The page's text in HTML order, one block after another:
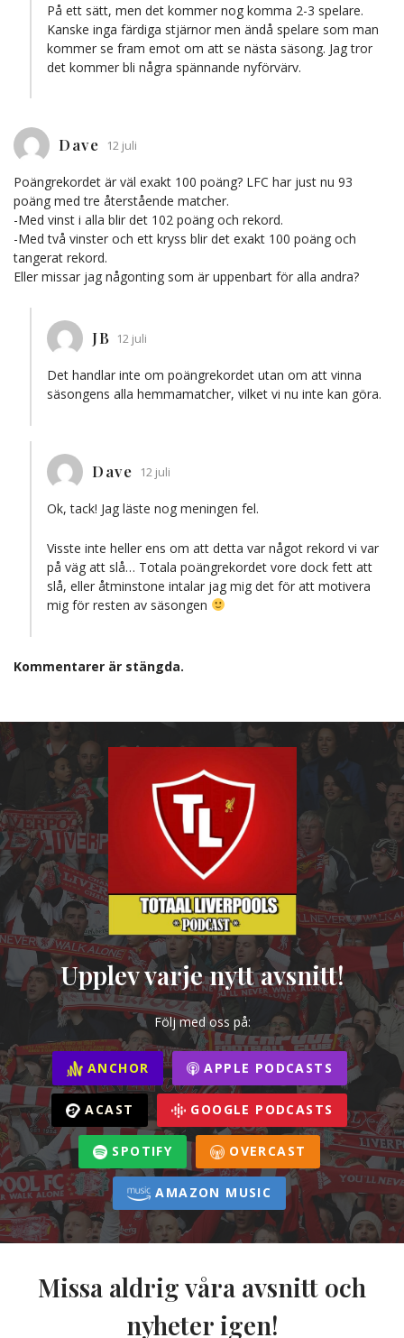
På ett sätt, men det kommer nog komma 2-3 spelare.
Kanske inga färdiga stjärnor men ändå spelare som man
kommer se fram emot om att se nästa säsong. Jag tror
det kommer bli några spännande nyförvärv.
Dave 12 juli
Poängrekordet är väl exakt 100 poäng? LFC har just nu 93
poäng med tre återstående matcher.
-Med vinst i alla blir det 102 poäng och rekord.
-Med två vinster och ett kryss blir det exakt 100 poäng och
tangerat rekord.
Eller missar jag någonting som är uppenbart för alla andra?
JB 12 juli
Det handlar inte om poängrekordet utan om att vinna
säsongens alla hemmamatcher, vilket vi nu inte kan göra.
Dave 12 juli
Ok, tack! Jag läste nog meningen fel.
Visste inte heller ens om att detta var något rekord vi var
på väg att slå… Totala poängrekordet vore dock fett att
slå, eller åtminstone intalar jag mig det för att motivera
mig för resten av säsongen
Kommentarer är stängda.
Upplev varje nytt avsnitt!
Följ med oss på:
ANCHOR APPLE PODCASTS
ACAST GOOGLE PODCASTS
SPOTIFY OVERCAST
AMAZON MUSIC
Missa aldrig våra avsnitt och
nyheter igen!